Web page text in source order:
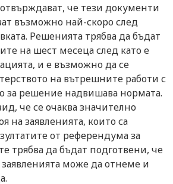
че тези документи
възможно най-скоро след
Решенията трябва да бъдат
на шест месеца след като е
и е възможно да се
на вътрешните работи с
за решение надвишава нормата.
че се очаква значително
на заявленията, които са
от референдума за
трябва да бъдат подготвени, че
може да отнеме и